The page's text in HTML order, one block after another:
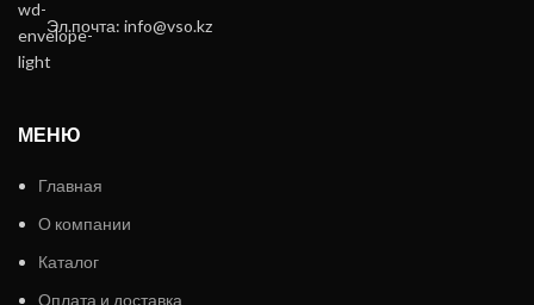
Эл.почта: info@vso.kz
МЕНЮ
Главная
О компании
Каталог
Оплата и доставка